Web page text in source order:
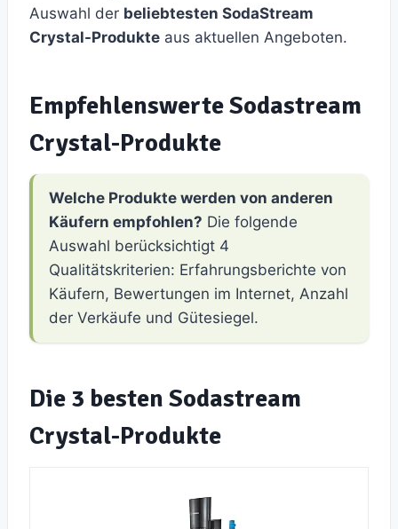
Auswahl der beliebtesten SodaStream
Crystal-Produkte aus aktuellen Angeboten.
Empfehlenswerte Sodastream
Crystal-Produkte
Welche Produkte werden von anderen
Käufern empfohlen? Die folgende
Auswahl berücksichtigt 4
Qualitätskriterien: Erfahrungsberichte von
Käufern, Bewertungen im Internet, Anzahl
der Verkäufe und Gütesiegel.
Die 3 besten Sodastream
Crystal-Produkte